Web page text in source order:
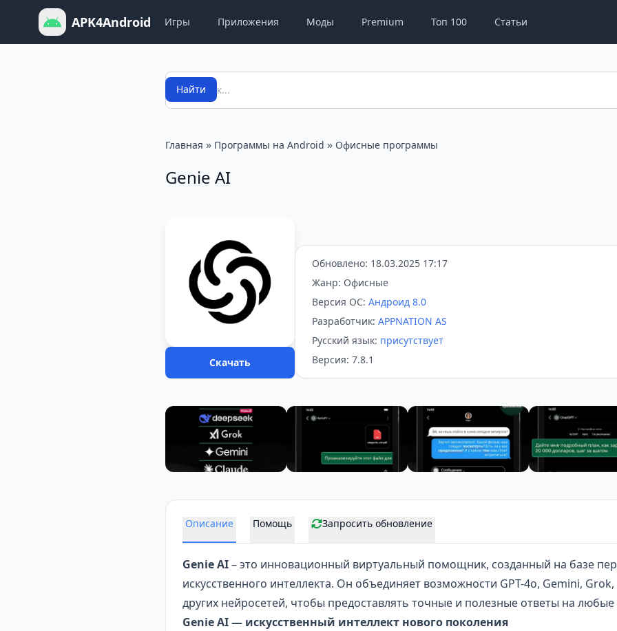
APK4Android Игры Приложения Моды Premium Топ 100 Статьи
Поиск
Найти
Главная » Программы на Android » Офисные программы
Genie AI
Скачать
Обновлено: 18.03.2025 17:17
Жанр: Офисные
Версия ОС: Андроид 8.0
Разработчик: APPNATION AS
Русский язык: присутствует
Версия: 7.8.1
Описание Помощь Запросить обновление
Genie AI– это инновационный виртуальный помощник, созданный на базе
искусственного интеллекта. Он объединяет возможности GPT-4o, Gemini,
других нейросетей, чтобы предоставлять точные и полезные ответы на
Genie AI — искусственный интеллект нового поколения